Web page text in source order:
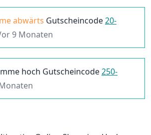
abwärts Gutscheincode20-
9 Monaten
hoch Gutscheincode250-